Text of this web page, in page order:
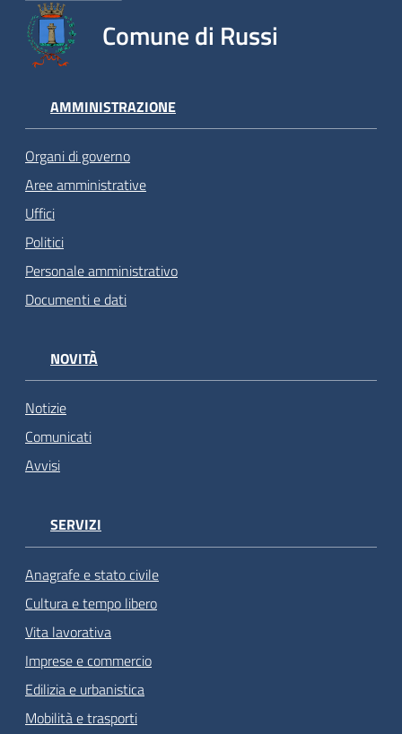
Comune di Russi
AMMINISTRAZIONE
Organi di governo
Aree amministrative
Uffici
Politici
Personale amministrativo
Documenti e dati
NOVITÀ
Notizie
Comunicati
Avvisi
SERVIZI
Anagrafe e stato civile
Cultura e tempo libero
Vita lavorativa
Imprese e commercio
Edilizia e urbanistica
Mobilità e trasporti